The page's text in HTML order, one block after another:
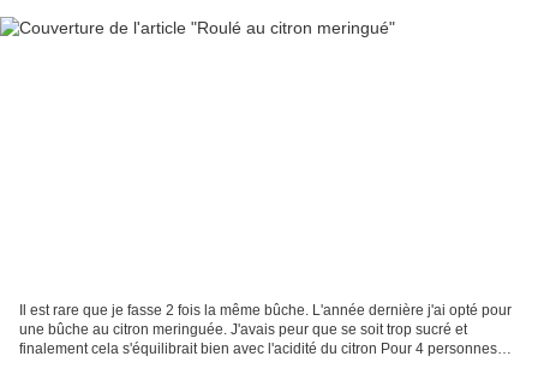
Il est rare que je fasse 2 fois la même bûche. L'année dernière j'ai opté pour
une bûche au citron meringuée. J'avais peur que se soit trop sucré et
finalement cela s'équilibrait bien avec l'acidité du citron Pour 4 personnes